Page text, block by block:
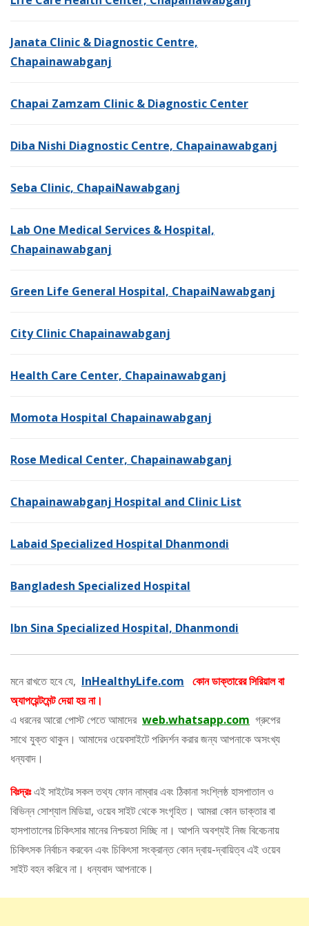
Janata Clinic & Diagnostic Centre,
Chapainawabganj
Chapai Zamzam Clinic & Diagnostic Center
Diba Nishi Diagnostic Centre, Chapainawabganj
Seba Clinic, ChapaiNawabganj
Lab One Medical Services & Hospital,
Chapainawabganj
Green Life General Hospital, ChapaiNawabganj
City Clinic Chapainawabganj
Health Care Center, Chapainawabganj
Momota Hospital Chapainawabganj
Rose Medical Center, Chapainawabganj
Chapainawabganj Hospital and Clinic List
Labaid Specialized Hospital Dhanmondi
Bangladesh Specialized Hospital
Ibn Sina Specialized Hospital, Dhanmondi
মনে রাখতে হবে যে, InHealthyLife.com কোন ডাক্তারের সিরিয়াল বা
অ্যাপয়েন্টমেন্ট দেয়া হয় না।
এ ধরনের আরো পোস্ট পেতে আমাদের web.whatsapp.com গ্রুপের
সাথে যুক্ত থাকুন। আমাদের ওয়েবসাইটে পরিদর্শন করার জন্য আপনাকে অসংখ্য
ধন্যবাদ।
বিঃদ্রঃএই সাইটের সকল তথ্য ফোন নাম্বার এবং ঠিকানা সংশ্লিষ্ঠ হাসপাতাল ও
বিভিন্ন সোশ্যাল মিডিয়া, ওয়েব সাইট থেকে সংগৃহিত। আমরা কোন ডাক্তার বা
হাসপাতালের চিকিৎসার মানের নিশ্চয়তা দিচ্ছি না। আপনি অবশ্যই নিজ বিবেচনায়
চিকিৎসক নির্বাচন করবেন এবং চিকিৎসা সংক্রান্ত কোন দ্বায়-দ্বায়িত্ব এই ওয়েব
সাইট বহন করিবে না। ধন্যবাদ আপনাকে।